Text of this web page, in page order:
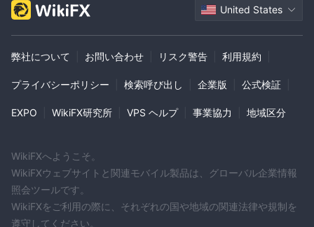
United States
弊社について お問い合わせ リスク警告 利用規約
プライバシーポリシー 検索呼び出し 企業版 公式検証
EXPO WikiFX研究所 VPS ヘルプ 事業協力 地域区分
WikiFXへようこそ。
WikiFXウェブサイトと関連モバイル製品は、グローバル企業情報
照会ツールです。
WikiFXをご利用の際に、それぞれの国や地域の関連法律や規制を
遵守してください。